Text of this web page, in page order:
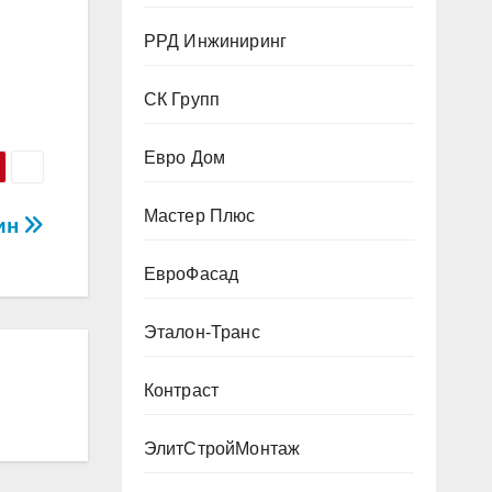
РРД Инжиниринг
СК Групп
Евро Дом
Мастер Плюс
ЕвроФасад
Эталон-Транс
Контраст
ЭлитСтройМонтаж